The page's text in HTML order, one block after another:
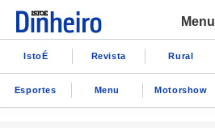
Menu
IstoÉ Revista Rural
Esportes Menu Motorshow